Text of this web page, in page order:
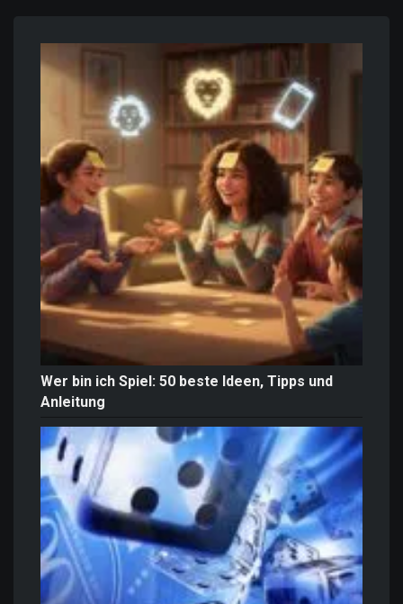
Wer bin ich Spiel: 50 beste Ideen, Tipps und
Anleitung